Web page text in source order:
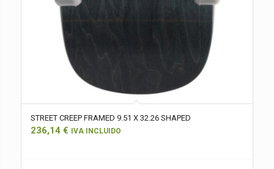
STREET CREEP FRAMED 9.51 X 32.26 SHAPED
236,14 € IVA INCLUIDO